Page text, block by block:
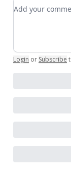
Add your
Login or Subscribe